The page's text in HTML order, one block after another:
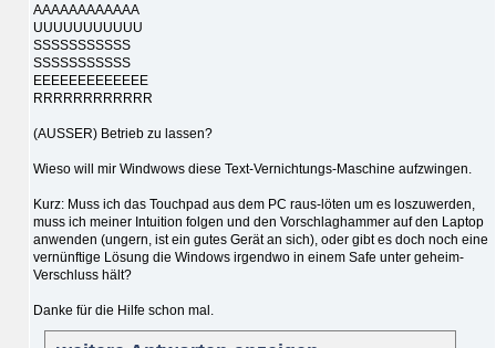
AAAAAAAAAAAA
UUUUUUUUUUU
SSSSSSSSSSS
SSSSSSSSSSS
EEEEEEEEEEEEE
RRRRRRRRRRRR
(AUSSER) Betrieb zu lassen?
Wieso will mir Windwows diese Text-Vernichtungs-Maschine aufzwingen.
Kurz: Muss ich das Touchpad aus dem PC raus-löten um es loszuwerden,
muss ich meiner Intuition folgen und den Vorschlaghammer auf den Laptop
anwenden (ungern, ist ein gutes Gerät an sich), oder gibt es doch noch eine
vernünftige Lösung die Windows irgendwo in einem Safe unter geheim-
Verschluss hält?
Danke für die Hilfe schon mal.